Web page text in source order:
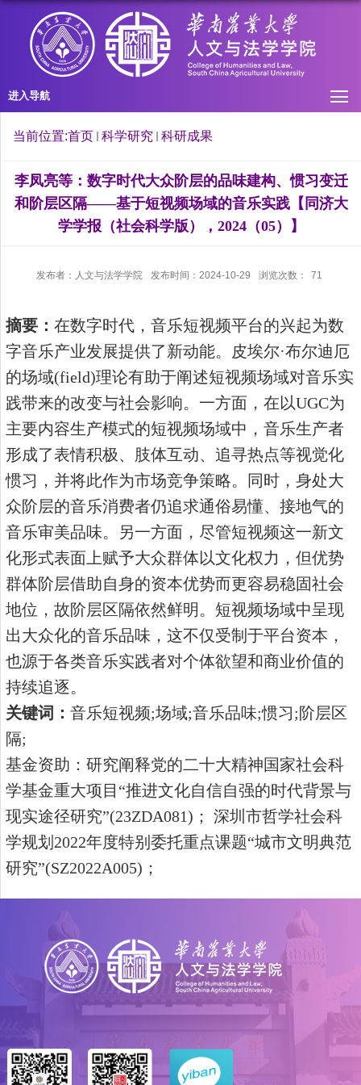
进入导航
当前位置:首页 科学研究 科研成果
李凤亮等：数字时代大众阶层的品味建构、惯习变迁
和阶层区隔——基于短视频场域的音乐实践【同济大
学学报（社会科学版），2024（05）】
发布者：人文与法学学院 发布时间：2024-10-29 浏览次数： 71
摘要： 在数字时代，音乐短视频平台的兴起为数
字音乐产业发展提供了新动能。皮埃尔·布尔迪厄
的场域(field)理论有助于阐述短视频场域对音乐实
践带来的改变与社会影响。一方面，在以UGC为
主要内容生产模式的短视频场域中，音乐生产者
形成了表情积极、肢体互动、追寻热点等视觉化
惯习，并将此作为市场竞争策略。同时，身处大
众阶层的音乐消费者仍追求通俗易懂、接地气的
音乐审美品味。另一方面，尽管短视频这一新文
化形式表面上赋予大众群体以文化权力，但优势
群体阶层借助自身的资本优势而更容易稳固社会
地位，故阶层区隔依然鲜明。短视频场域中呈现
出大众化的音乐品味，这不仅受制于平台资本，
也源于各类音乐实践者对个体欲望和商业价值的
持续追逐。
关键词： 音乐短视频;场域;音乐品味;惯习;阶层区
隔;
基金资助： 研究阐释党的二十大精神国家社会科
学基金重大项目 “推进文化自信自强的时代背景与
现实途径研究”(23ZDA081)； 深圳市哲学社会科
学规划2022年度特别委托重点课题“城市文明典范
研究”(SZ2022A005)；